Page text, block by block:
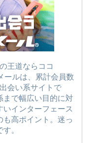
王道ならココ
ールは、累計会員数
会い系サイトで
まで幅広い目的に対
インターフェース
も高ポイント。迷っ
。